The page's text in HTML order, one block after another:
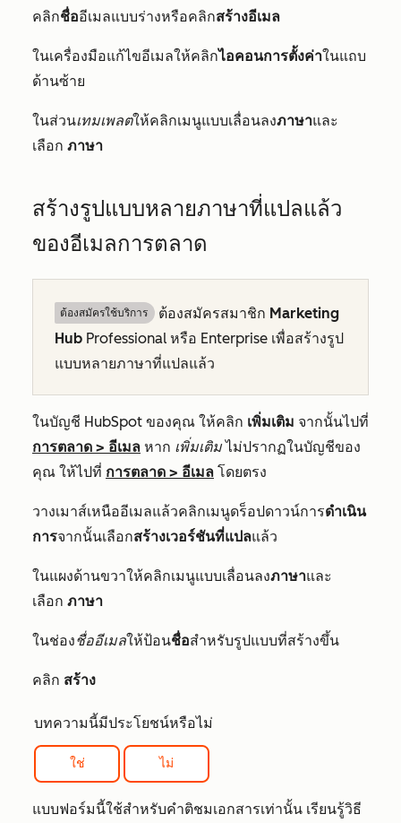
คลิกชื่ออีเมลแบบร่างหรือคลิกสร้างอีเมล
ในเครื่องมือแก้ไขอีเมลให้คลิกไอคอนการตั้งค่าในแถบ
ด้านซ้าย
ในส่วนเทมเพลตให้คลิกเมนูแบบเลื่อนลงภาษาและ
เลือก ภาษา
สร้างรูปแบบหลายภาษาที่แปลแล้ว
ของอีเมลการตลาด
ต้องสมัครใช้บริการ ต้องสมัครสมาชิก Marketing
Hub Professional หรือ Enterprise เพื่อสร้างรูป
แบบหลายภาษาที่แปลแล้ว
ในบัญชี HubSpot ของคุณ ให้คลิก เพิ่มเติม จากนั้นไปที่
การตลาด > อีเมล หาก เพิ่มเติมไม่ปรากฏในบัญชีของ
คุณ ให้ไปที่ การตลาด > อีเมล โดยตรง
วางเมาส์เหนืออีเมลแล้วคลิกเมนูดร็อปดาวน์การดำเนิน
การจากนั้นเลือกสร้างเวอร์ชันที่แปลแล้ว
ในแผงด้านขวาให้คลิกเมนูแบบเลื่อนลงภาษาและ
เลือก ภาษา
ในช่องชื่ออีเมลให้ป้อนชื่อสำหรับรูปแบบที่สร้างขึ้น
คลิก สร้าง
บทความนี้มีประโยชน์หรือไม่
ใช่ ไม่
แบบฟอร์มนี้ใช้สำหรับคำติชมเอกสารเท่านั้น เรียนรู้วิธี